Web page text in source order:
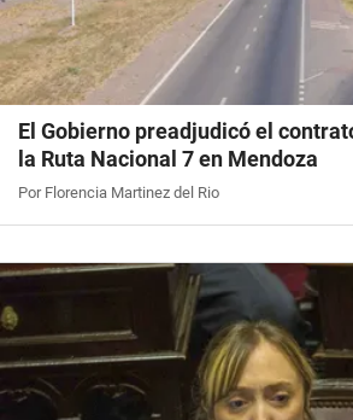
El Gobierno preadjudicó el
la Ruta Nacional 7 en Mendoza
Por Florencia Martinez del Rio